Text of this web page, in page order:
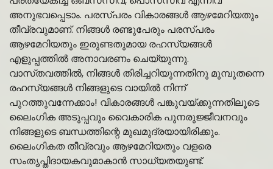
അനുഭവപ്പെടാം. പരസ്പരം വികാരങ്ങൾ ആഴമേറിയതും
തീവ്രവുമാണ്. നിങ്ങൾ രണ്ടുപേരും പരസ്പരം
ആഴമേറിയതും ഇരുണ്ടതുമായ രഹസ്യങ്ങൾ
എളുപ്പത്തിൽ അനാവരണം ചെയ്യുന്നു.
വാസ്‌തവത്തിൽ, നിങ്ങൾ തിരിച്ചറിയുന്നതിനു മുമ്പുതന്നെ
രഹസ്യങ്ങൾ നിങ്ങളുടെ വായിൽ നിന്ന്
പുറത്തുവന്നേക്കാം! വികാരങ്ങൾ പങ്കുവയ്ക്കുന്നതിലൂടെ
ലൈംഗിക അടുപ്പവും വൈകാരിക പുനരുജ്ജീവനവും
നിങ്ങളുടെ ബന്ധത്തിന്റെ മുഖമുദ്രയായിരിക്കും.
ലൈംഗികത തീവ്രവും ആഴമേറിയതും വളരെ
സംതൃപ്തിദായകവുമാകാൻ സാധ്യതയുണ്ട്.